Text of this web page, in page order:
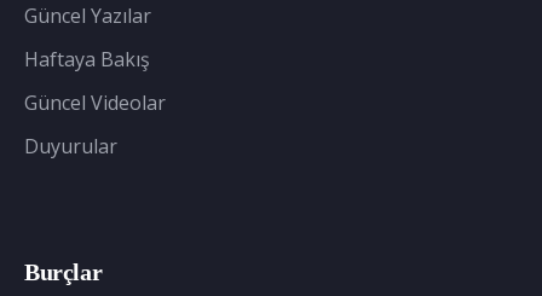
Güncel Yazılar
Haftaya Bakış
Güncel Videolar
Duyurular
Burçlar